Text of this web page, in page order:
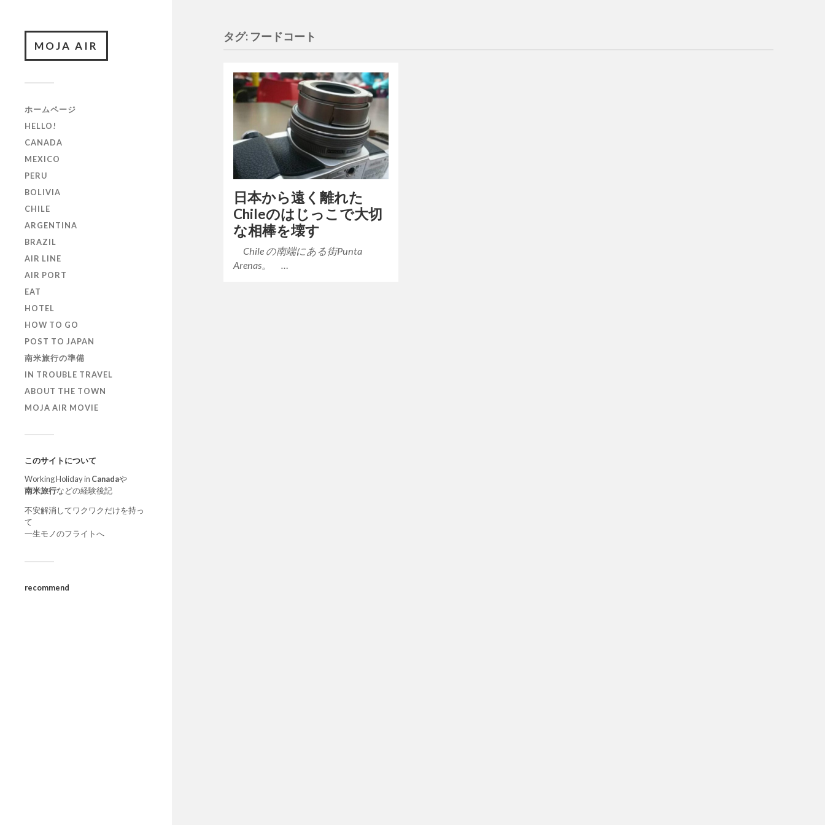
MOJA AIR
ホームページ
HELLO!
CANADA
MEXICO
PERU
BOLIVIA
CHILE
ARGENTINA
BRAZIL
AIR LINE
AIR PORT
EAT
HOTEL
HOW TO GO
POST TO JAPAN
南米旅行の準備
IN TROUBLE TRAVEL
ABOUT THE TOWN
MOJA AIR MOVIE
このサイトについて
Working Holiday in Canadaや
南米旅行などの経験後記
不安解消してワクワクだけを持っ
て
一生モノのフライトへ
recommend
タグ: フードコート
日本から遠く離れた
Chileのはじっこで大切
な相棒を壊す
Chile の南端にある街Punta
Arenas。 …